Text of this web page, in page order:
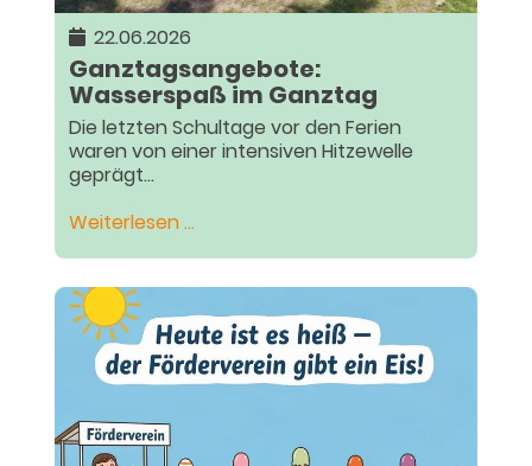
22.06.2026
Ganztagsangebote:
Wasserspaß im Ganztag
Die letzten Schultage vor den Ferien
waren von einer intensiven Hitzewelle
geprägt...
Weiterlesen …Ganztagsangebote:
Ganztag